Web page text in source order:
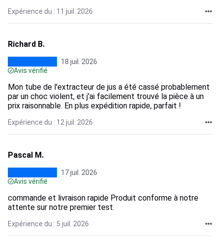
Expérience du : 11 juil. 2026
Richard B.
18 juil. 2026
Avis vérifié
Mon tube de l'extracteur de jus a été cassé probablement
par un choc violent, et j'ai facilement trouvé la pièce à un
prix raisonnable. En plus expédition rapide, parfait !
Expérience du : 12 juil. 2026
Pascal M.
17 juil. 2026
Avis vérifié
commande et livraison rapide Produit conforme à notre
attente sur notre premier test.
Expérience du : 5 juil. 2026